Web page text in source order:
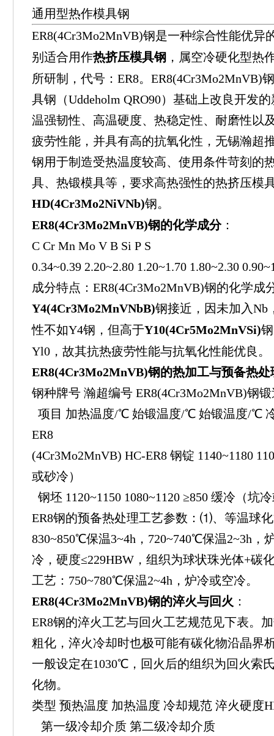
通用型热作模具钢
ER8(4Cr3Mo2MnVB)钢是一种综合性能优异
别适合用作热挤压模具钢 ，属空冷硬化型热
所研制，代号：ER8。ER8(4Cr3Mo2MnVB)
具钢（Uddeholm QRO90）基础上改良开发
温强韧性、高温硬度、热稳定性、耐磨性以
疲劳性能，并具有高的抗氧化性，无锡瀚超
钢用于制造受热温度较高、使用条件苛刻的
具、热锻模具等，要求高热强性的热挤压模
HD(4Cr3Mo2NiVNb)钢。
ER8(4Cr3Mo2MnVB)钢的化学成分：
C Cr Mn Mo V B Si P S
0.34~0.39 2.20~2.80 1.20~1.70 1.80~2.30
成分特点：ER8(4Cr3Mo2MnVB)钢的化学成
Y4(4Cr3Mo2MnVNbB)钢接近，因未加入Nb
性不如Y4钢，但高于Y10(4Cr5Mo2MnVSi)
Yl0，故其抗热疲劳性能与抗氧化性能优良。
ER8(4Cr3Mo2MnVB)钢的热加工与预备热处
钢种牌号 瀚超编号 ER8(4Cr3Mo2MnVB)钢
项目 加热温度/℃ 始锻温度/℃ 始锻温度/℃
ER8
(4Cr3Mo2MnVB) HC-ER8 钢锭 1140~1180
或砂冷）
钢坯 1120~1150 1080~1120 ≥850 缓冷（坑
ER8钢的预备热处理工艺参数：⑴、等温球
830~850℃保温3~4h，720~740℃保温2~3h，
冷，硬度≤229HBW，组织为球状珠光体+碳
工艺：750~780℃保温2~4h，炉冷或空冷。
ER8(4Cr3Mo2MnVB)钢的淬火与回火 ：
ER8钢的淬火工艺与回火工艺规范见下表。
粗化，淬火冷却时也极可能有碳化物沿晶界
一般设定在1030℃，回火后的组织为回火索
化物。
类型 预热温度 加热温度 冷却规范 淬火硬度
第一级冷却介质 第二级冷却介质